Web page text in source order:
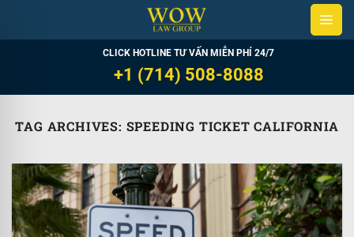
CLICK HOTLINE TƯ VẤN MIỄN PHÍ 24/7
+1 (714) 508-8088
TAG ARCHIVES: SPEEDING TICKET CALIFORNIA